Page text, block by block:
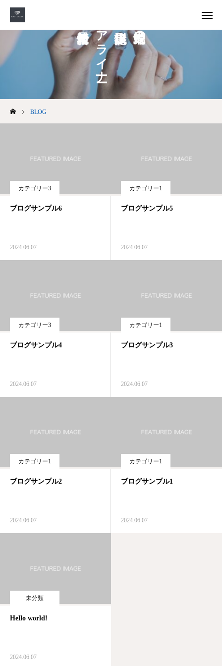
最先端の
アライナー
BLOG
カテゴリー3
ブログサンプル6
2024.06.07
カテゴリー1
ブログサンプル5
2024.06.07
カテゴリー3
ブログサンプル4
2024.06.07
カテゴリー1
ブログサンプル3
2024.06.07
カテゴリー1
ブログサンプル2
2024.06.07
カテゴリー1
ブログサンプル1
2024.06.07
未分類
Hello world!
2024.06.07
WEB受付
LINE YouTube
Menu1
Menu4